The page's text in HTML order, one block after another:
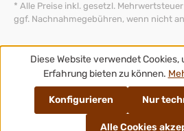
* Alle Preise inkl. gesetzl.
ggf. Nachnahmegebühren, wenn nicht
Diese Website verwendet
Erfahrung bieten zu können.
Nur
Konfigurieren
Alle Cookies